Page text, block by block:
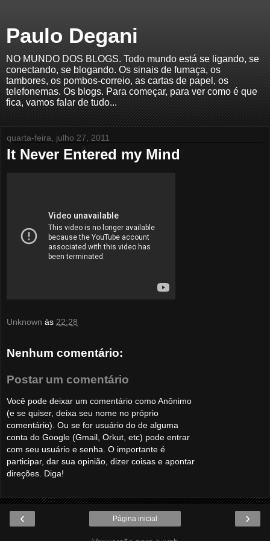
Paulo Degani
NO MUNDO DOS BLOGS. Todo mundo está se ligando, se
conectando, se blogando. Os sinais de fumaça, os
tambores, os pombos-correio, as cartas de papel, os
telefonemas. Os blogs. Para começar, para ver como é que
fica, vamos falar de tudo...
quarta-feira, julho 27, 2011
It Never Entered my Mind
Unknown às 22:28
Nenhum comentário:
Postar um comentário
Você pode deixar um comentário como Anônimo
(e se quiser, deixa seu nome no próprio
comentário). Ou se for usuário do de alguma
conta do Google (Gmail, Orkut, etc) pode entrar
com seu usuário e senha. O importante é
participar, dar sua opinião, dizer coisas e apontar
direções. Diga!
‹ ›
Página inicial